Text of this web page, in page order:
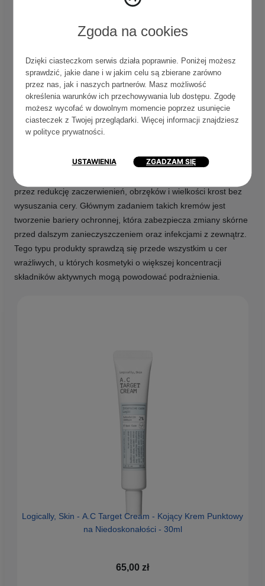
Zgoda na cookies
Dzięki ciasteczkom serwis działa poprawnie. Poniżej możesz
sprawdzić, jakie dane i w jakim celu są zbierane zarówno
przez nas, jak i naszych partnerów. Masz możliwość
określenia warunków ich przechowywania lub dostępu. Zgodę
możesz wycofać w dowolnym momencie poprzez usunięcie
ciasteczek z Twojej przeglądarki. Więcej informacji znajdziesz
w polityce prywatności.
USTAWIENIA ZGADZAM SIĘ
64,00 zł
PRODUKT CZASOWO NIEDOSTĘPNY
Krem punktowy na krosty
Na rynku znajdziesz również kremy punktowe na wypryski
Ich formuła została tak zaprojektowana, by działać szybko
przez redukcję zaczerwienień, obrzęków i wielkości krost bez
wysuszania cery. Głównym zadaniem takich kremów jest
tworzenie bariery ochronnej, która zabezpiecza zmiany skórne
przed dalszym zanieczyszczeniem oraz infekcjami z zewnątrz.
Tego typu produkty sprawdzą się przede wszystkim u cer
wrażliwych, u których kosmetyki o większej koncentracji
składników aktywnych mogą powodować podrażnienia.
Logically, Skin - A.C Target Cream - Kojący Krem Punktowy
na Niedoskonałości - 30ml
65,00 zł